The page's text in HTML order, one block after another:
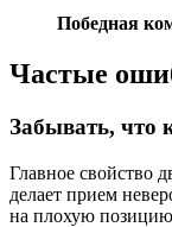
Победная
Частые
Забывать, что
Главное свойство
делает прием
на плохую